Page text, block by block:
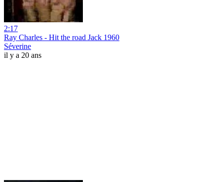
2:17
Ray Charles - Hit the road Jack 1960
Séverine
il y a 20 ans